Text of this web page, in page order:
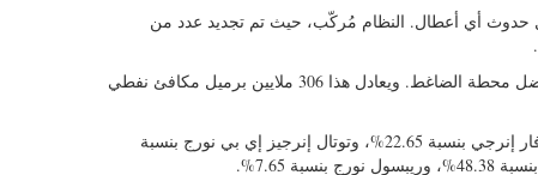
حدوث أي أعطال. النظام مُركّب، حيث تم تجديد عدد من
في المرحلتين معًا، سيرتفع معدل الاستخلاص من حقلي ميكيل وميدجارد إلى 90% بفضل محطة الضاغط. ويعادل هذا 306 ملايين برميل مكافئ نفطي
تُدير شركة إكوينور رخصة آسغارد، بحصة 35.01%، إلى جانب بيتورو بنسبة 34.53%، وفار إنرجي بنسبة 22.65%، وتوتال إنرجيز إي بي نورج بنسبة